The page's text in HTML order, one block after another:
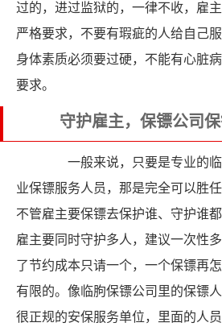
过的，进过监狱的，一律不收，雇
严格要求，不要有瑕疵的人给自己
身体素质必须要过硬，不能有心脏
要求。
守护雇主，保镖公司保
一般来说，只要是专业的临
业保镖服务人员，那是完全可以胜
不管雇主要保镖去保护谁、守护谁
雇主要同时守护多人，建议一次性
了节约成本只请一个，一个保镖再
有限的。像临朐保镖公司里的保镖
很正规的安保服务单位，里面的人